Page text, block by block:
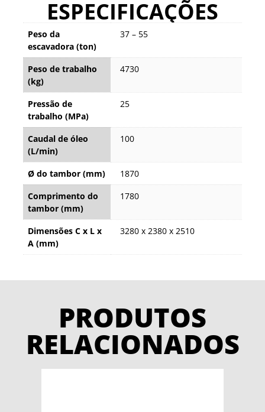
ESPECIFICAÇÕES
Peso da
escavadora (ton)
37 – 55
Peso de trabalho
(kg)
4730
Pressão de
trabalho (MPa)
25
Caudal de óleo
(L/min)
100
Ø do tambor (mm)
1870
Comprimento do
tambor (mm)
1780
Dimensões C x L x
A (mm)
3280 x 2380 x 2510
PRODUTOS
RELACIONADOS